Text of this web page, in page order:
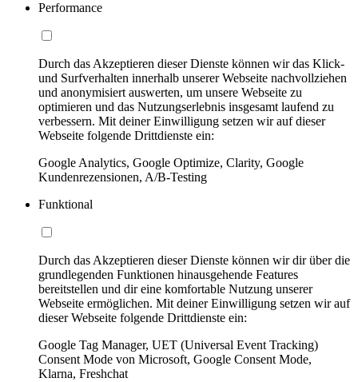
Performance
Durch das Akzeptieren dieser Dienste können wir das Klick-
und Surfverhalten innerhalb unserer Webseite nachvollziehen
und anonymisiert auswerten, um unsere Webseite zu
optimieren und das Nutzungserlebnis insgesamt laufend zu
verbessern. Mit deiner Einwilligung setzen wir auf dieser
Webseite folgende Drittdienste ein:
Google Analytics, Google Optimize, Clarity, Google
Kundenrezensionen, A/B-Testing
Funktional
Durch das Akzeptieren dieser Dienste können wir dir über die
grundlegenden Funktionen hinausgehende Features
bereitstellen und dir eine komfortable Nutzung unserer
Webseite ermöglichen. Mit deiner Einwilligung setzen wir auf
dieser Webseite folgende Drittdienste ein:
Google Tag Manager, UET (Universal Event Tracking)
Consent Mode von Microsoft, Google Consent Mode,
Klarna, Freshchat